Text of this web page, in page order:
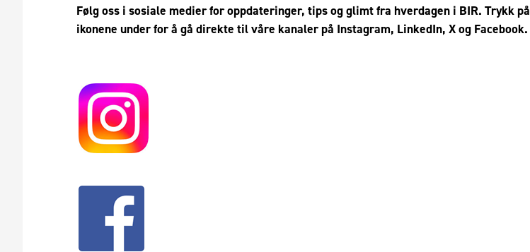
Følg oss i sosiale medier for oppdateringer, tips og glimt fra hverdagen i BIR. Trykk på
ikonene under for å gå direkte til våre kanaler på Instagram, LinkedIn, X og Facebook.